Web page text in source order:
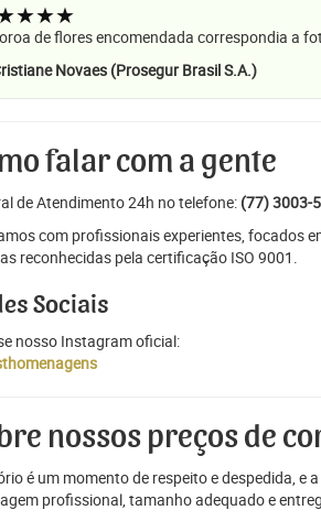
de flores encomendada correspondia a
Novaes (Prosegur Brasil S.A.)
falar com a gente
de Atendimento 24h no telefone: (77) 3003-
com profissionais experientes, focados
reconhecidas pela certificação ISO 9001.
Sociais
nosso Instagram oficial:
nossos preços de
é um momento de respeito e despedida,
profissional, tamanho adequado e